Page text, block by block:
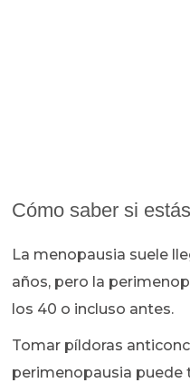
Cómo saber si
La menopausia suele
años, pero la
los 40 o incluso antes.
Tomar píldoras
perimenopausia puede